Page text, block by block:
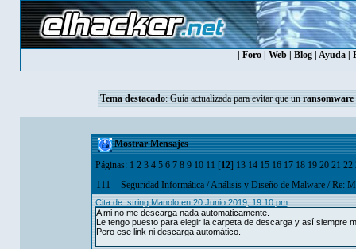
Foro| Web| Blog| Ayuda|
Tema destacado: Guía actualizada para evitar que un ransomware
Mostrar Mensajes
Páginas: 1 2 3 4 5 6 7 8 9 10 11 [12] 13 14 15 16 17 18 19 20 21 22
111
Seguridad Informática/Análisis y Diseño de Malware/Re:
Cita de: string Manolo en 20 Junio 2019, 19:10 pm
A mi no me descarga nada automaticamente.
Le tengo puesto para elegir la carpeta de descarga y así siempre
Pero ese link ni descarga automático.